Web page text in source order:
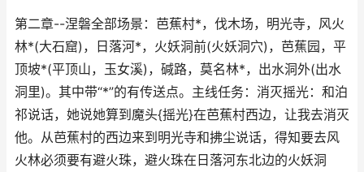
第二章--涅磐全部场景：芭蕉村*，伐木场，明光寺，风火
林*(大石窟)，日落河*，火妖洞前(火妖洞穴)，芭蕉园，平
顶坡*(平顶山，玉女溪)，碱路，莫名林*，出水洞外(出水
洞里)。其中带“*”的有传送点。主线任务：消灭摇光：和泊
祁说话，她说她算到魔头{摇光}在芭蕉村西边，让我去消灭
他。从芭蕉村的西边来到明光寺和拂尘说话，得知要去风
火林必须要有避火珠，避火珠在日落河东北边的火妖洞